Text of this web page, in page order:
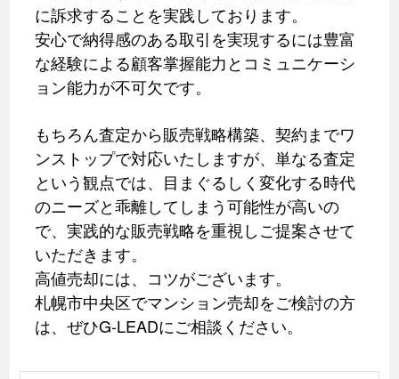
に訴求することを実践しております。
安心で納得感のある取引を実現するには豊富
な経験による顧客掌握能力とコミュニケーシ
ョン能力が不可欠です。
もちろん査定から販売戦略構築、契約までワ
ンストップで対応いたしますが、単なる査定
という観点では、目まぐるしく変化する時代
のニーズと乖離してしまう可能性が高いの
で、実践的な販売戦略を重視しご提案させて
いただきます。
高値売却には、コツがございます。
札幌市中央区でマンション売却をご検討の方
は、ぜひG-LEADにご相談ください。